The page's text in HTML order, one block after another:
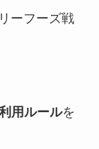
ーフーズ戦
用ルールを